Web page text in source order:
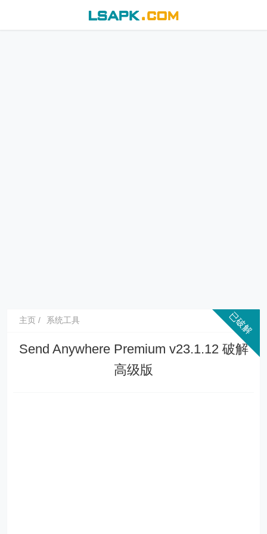
主页 系统工具
Send Anywhere Premium v23.1.12 破解
高级版